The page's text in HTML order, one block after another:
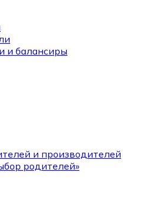
и балансиры
и производителей
родителей»